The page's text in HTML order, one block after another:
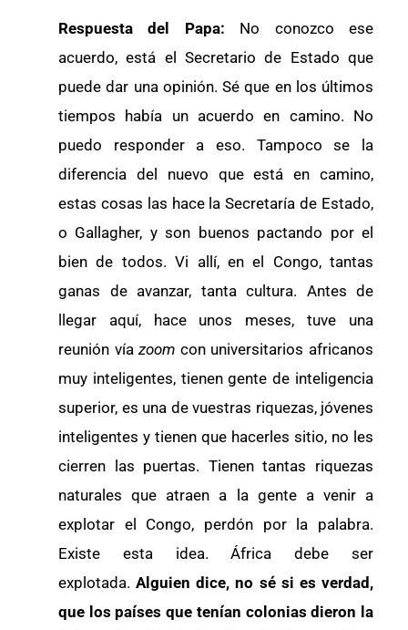
Respuesta del Papa: No conozco ese
acuerdo, está el Secretario de Estado que
puede dar una opinión. Sé que en los últimos
tiempos había un acuerdo en camino. No
puedo responder a eso. Tampoco se la
diferencia del nuevo que está en camino,
estas cosas las hace la Secretaría de Estado,
o Gallagher, y son buenos pactando por el
bien de todos. Vi allí, en el Congo, tantas
ganas de avanzar, tanta cultura. Antes de
llegar aquí, hace unos meses, tuve una
reunión víazoom con universitarios africanos
muy inteligentes, tienen gente de inteligencia
superior, es una de vuestras riquezas, jóvenes
inteligentes y tienen que hacerles sitio, no les
cierren las puertas. Tienen tantas riquezas
naturales que atraen a la gente a venir a
explotar el Congo, perdón por la palabra.
Existe esta idea. África debe ser
explotada.Alguien dice, no sé si es verdad,
que los países que tenían colonias dieron la